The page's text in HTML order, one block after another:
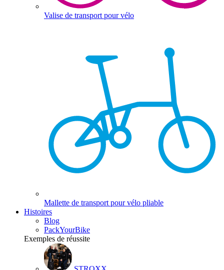
Valise de transport pour vélo
Mallette de transport pour vélo pliable
Histoires
Blog
PackYourBike
Exemples de réussite